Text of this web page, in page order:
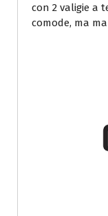
con 2 valigie a
comode, ma